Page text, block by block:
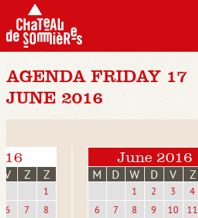
AGENDA FRIDAY 17
JUNE 2016
V Z Z
1
6
7
8
June 2016
M D W D V Z
1 2 3 4
6
7 8 9 10 11